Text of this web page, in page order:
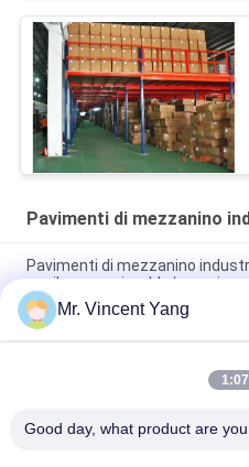
Pavimenti di mezzanino
Pavimenti di mezzanino
per il magazzino, blu/arancia
Sistemi blu/arancio di 3 dei
industriali, della piattaforma di
Pavimenti di mezzanino
Mr. Vincent Yang
Good day, what product are